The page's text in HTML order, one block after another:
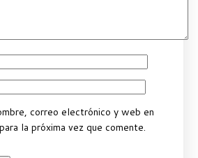
correo electrónico y web en
la próxima vez que comente.